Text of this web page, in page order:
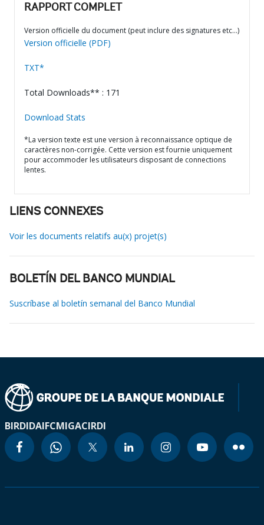
RAPPORT COMPLET
Version officielle du document (peut inclure des signatures etc…)
Version officielle (PDF)
TXT*
Total Downloads** : 171
Download Stats
*La version texte est une version à reconnaissance optique de
caractères non-corrigée. Cette version est fournie uniquement
pour accommoder les utilisateurs disposant de connections
lentes.
LIENS CONNEXES
Voir les documents relatifs au(x) projet(s)
BOLETÍN DEL BANCO MUNDIAL
Suscríbase al boletín semanal del Banco Mundial
BIRDIDAIFCMIGACIRDI